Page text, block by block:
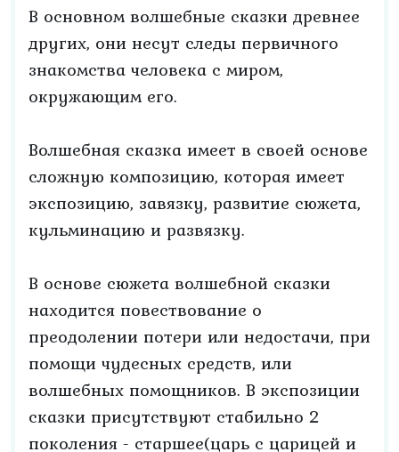
В основном волшебные сказки древнее
других, они несут следы первичного
знакомства человека с миром,
окружающим его.
Волшебная сказка имеет в своей основе
сложную композицию, которая имеет
экспозицию, завязку, развитие сюжета,
кульминацию и развязку.
В основе сюжета волшебной сказки
находится повествование о
преодолении потери или недостачи, при
помощи чудесных средств, или
волшебных помощников. В экспозиции
сказки присутствуют стабильно 2
поколения - старшее(царь с царицей и